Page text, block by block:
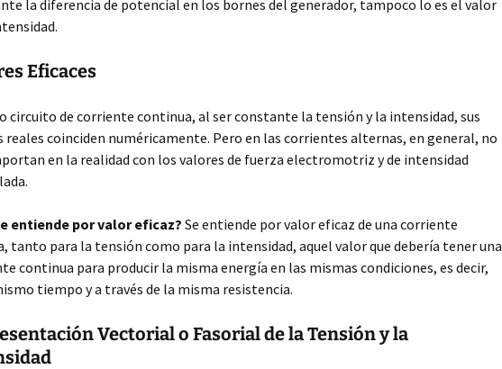
la diferencia de potencial en los bornes del generador, tampoco lo es el valor
Eficaces
circuito de corriente continua, al ser constante la tensión y la intensidad, sus
reales coinciden numéricamente. Pero en las corrientes alternas, en general, no
en la realidad con los valores de fuerza electromotriz y de intensidad
entiende por valor eficaz?Se entiende por valor eficaz de una corriente
tanto para la tensión como para la intensidad, aquel valor que debería tener una
continua para producir la misma energía en las mismas condiciones, es decir,
tiempo y a través de la misma resistencia.
Vectorial o Fasorial de la Tensión y la